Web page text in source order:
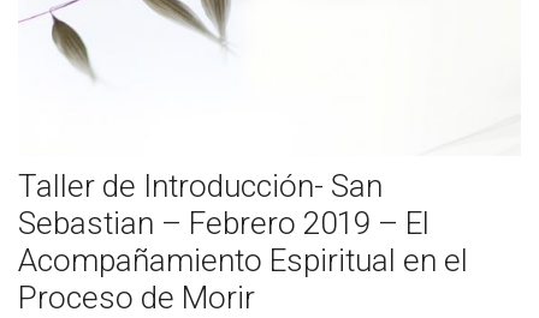
Socios de Número
Socios Colaboradores
Formaciones
Nuestra propuesta de formación
Realizadas
Taller de Introducción- San
Sebastian – Febrero 2019 – El
Acompañamiento Espiritual en el
Proceso de Morir